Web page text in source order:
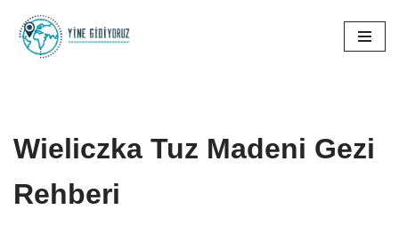
İçeriğe
Wieliczka Tuz Madeni Gezi
Rehberi